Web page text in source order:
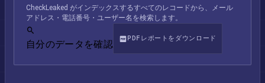
CheckLeaked がインデックスするすべてのレコードから、メール
アドレス・電話番号・ユーザー名を検索します。
自分のデータを確認
PDFレポートをダウンロード